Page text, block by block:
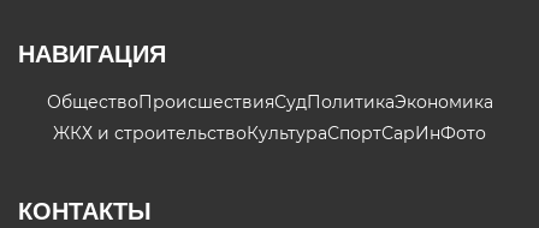
НАВИГАЦИЯ
ОбществоПроисшествияСудПолитикаЭкономика
ЖКХ и строительствоКультураСпортСарИнФото
КОНТАКТЫ